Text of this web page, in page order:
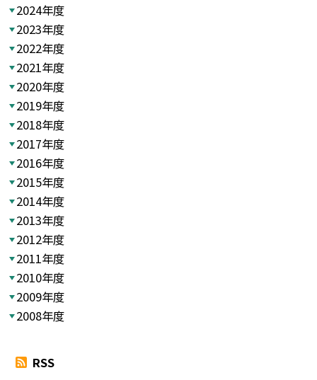
2024年度
2023年度
2022年度
2021年度
2020年度
2019年度
2018年度
2017年度
2016年度
2015年度
2014年度
2013年度
2012年度
2011年度
2010年度
2009年度
2008年度
RSS